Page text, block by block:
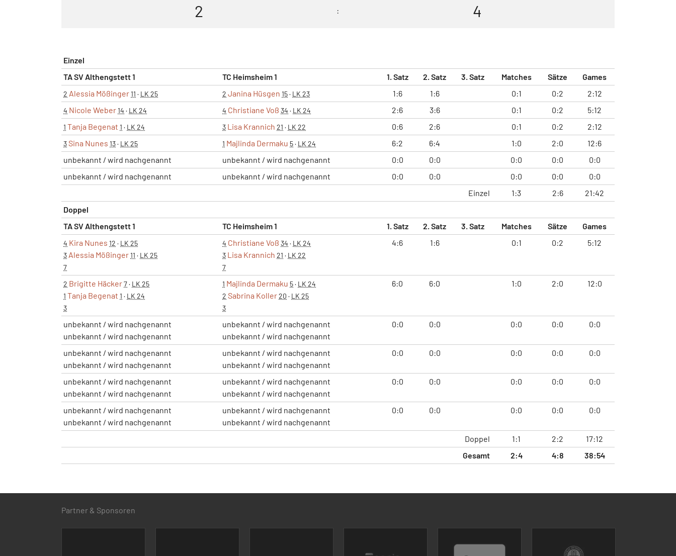
2 : 4
Einzel
TA SV Althengstett 1
TC Heimsheim 1 1. Satz 2. Satz 3. Satz Matches Sätze Games
2 Alessia Mößinger11 · LK 25 2 Janina Hüsgen 15· LK 23 1:6 1:6 0:1 0:2 2:12
4 Nicole Weber14 · LK 24 4 Christiane Voß 34 · LK 24 2:6 3:6 0:1 0:2 5:12
1 Tanja Begenat 1 · LK 24 3 Lisa Krannich 21 · LK 22 0:6 2:6 0:1 0:2 2:12
3Sina Nunes 13· LK 25 1 Majlinda Dermaku 5· LK 24 6:2 6:4 1:0 2:0
12:6
unbekannt / wird nachgenannt
unbekannt / wird nachgenannt 0:0 0:0 0:0 0:0
0:0
unbekannt / wird nachgenannt
unbekannt / wird nachgenannt 0:0 0:0 0:0 0:0
0:0
Einzel
1:3 2:6
21:42
Doppel
TA SV Althengstett 1
TC Heimsheim 1 1. Satz 2. Satz 3. Satz Matches Sätze Games
4 Kira Nunes 12 · LK 25
3 Alessia Mößinger11 · LK 25
7
4 Christiane Voß 34 · LK 24
3 Lisa Krannich 21 · LK 22
7
4:6 1:6 0:1 0:2 5:12
2 Brigitte Häcker7· LK 25
1 Tanja Begenat 1 · LK 24
3
1 Majlinda Dermaku 5· LK 24
2 Sabrina Koller20 · LK 25
3
6:0 6:0 1:0 2:0 12:0
unbekannt / wird nachgenannt
unbekannt / wird nachgenannt
unbekannt / wird nachgenannt
unbekannt / wird nachgenannt
0:0 0:0 0:0 0:0 0:0
unbekannt / wird nachgenannt
unbekannt / wird nachgenannt
unbekannt / wird nachgenannt
unbekannt / wird nachgenannt
0:0 0:0 0:0 0:0 0:0
unbekannt / wird nachgenannt
unbekannt / wird nachgenannt
unbekannt / wird nachgenannt
unbekannt / wird nachgenannt
0:0 0:0 0:0 0:0 0:0
unbekannt / wird nachgenannt
unbekannt / wird nachgenannt
unbekannt / wird nachgenannt
unbekannt / wird nachgenannt
0:0 0:0 0:0 0:0 0:0
Doppel 1:1 2:2
17:12
Gesamt
2:4 4:8 38:54
Partner & Sponsoren